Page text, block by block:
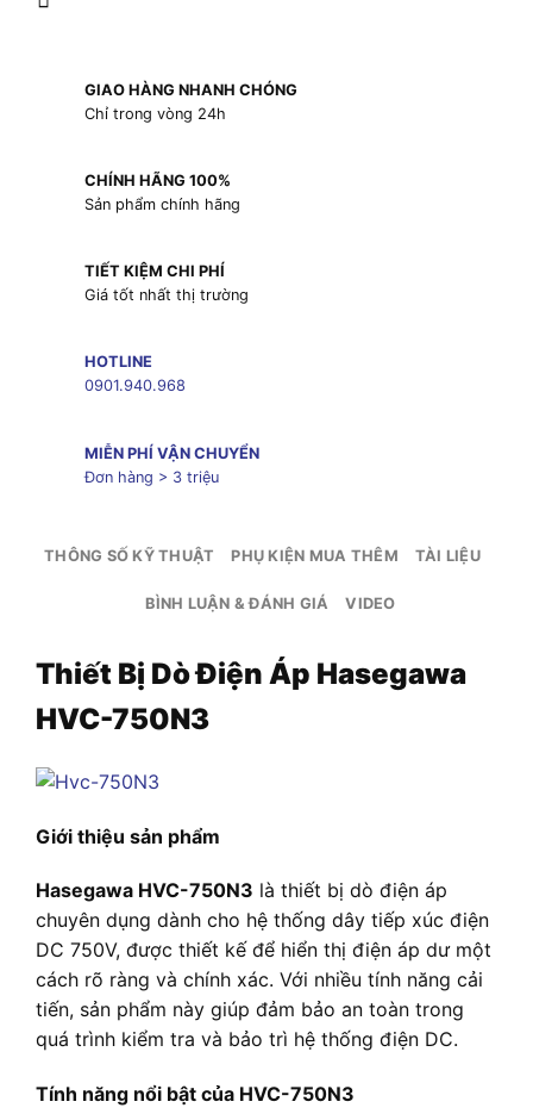
GIAO HÀNG NHANH CHÓNG
Chỉ trong vòng 24h
CHÍNH HÃNG 100%
Sản phẩm chính hãng
TIẾT KIỆM CHI PHÍ
Giá tốt nhất thị trường
HOTLINE
0901.940.968
MIỄN PHÍ VẬN CHUYỂN
Đơn hàng > 3 triệu
THÔNG SỐ KỸ THUẬT PHỤ KIỆN MUA THÊM TÀI LIỆU
BÌNH LUẬN & ĐÁNH GIÁ VIDEO
Thiết Bị Dò Điện Áp Hasegawa
HVC-750N3
Giới thiệu sản phẩm
Hasegawa HVC-750N3 là thiết bị dò điện áp
chuyên dụng dành cho hệ thống dây tiếp xúc điện
DC 750V, được thiết kế để hiển thị điện áp dư một
cách rõ ràng và chính xác. Với nhiều tính năng cải
tiến, sản phẩm này giúp đảm bảo an toàn trong
quá trình kiểm tra và bảo trì hệ thống điện DC.
Tính năng nổi bật của HVC-750N3